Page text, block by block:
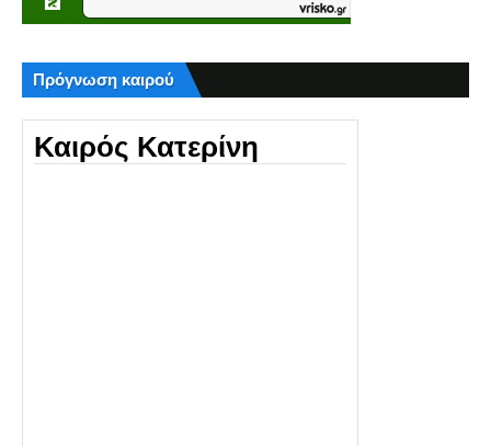
Πρόγνωση καιρού
Καιρός Κατερίνη